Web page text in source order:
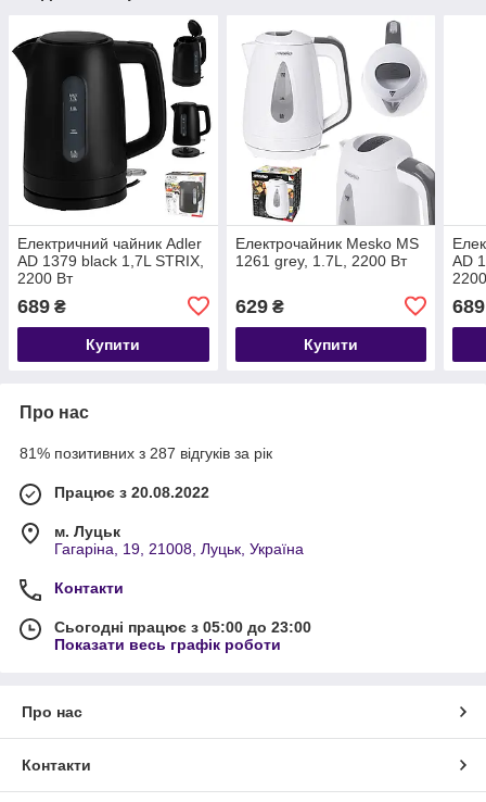
Електричний чайник Adler
AD 1379 black 1,7L STRIX,
2200 Вт
689 ₴
Купити
Електрочайник Mesko MS
1261 grey, 1.7L, 2200 Вт
629₴
Купити
AD
689
Про нас
81% позитивних з 287 відгуків за рік
Працює з 20.08.2022
м. Луцьк
Гагаріна, 19, 21008, Луцьк, Україна
Контакти
Сьогодні працює з 05:00 до 23:00
Показати весь графік роботи
Про нас
Контакти